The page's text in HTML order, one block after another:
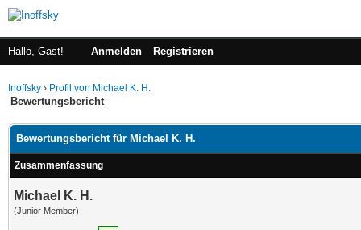
Hallo, Gast! Anmelden Registrieren
Inoffsky › Profil von Michael K. H.
Bewertungsbericht
Bewertungsbericht für Michael K. H.
Zusammenfassung
Michael K. H.
(Junior Member)